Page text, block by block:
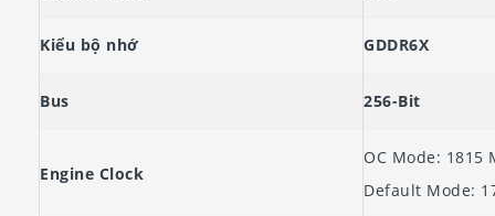
Kiểu bộ nhớ GDDR6X
Bus 256-Bit
Engine Clock
OC Mode: 1815
Default Mode: